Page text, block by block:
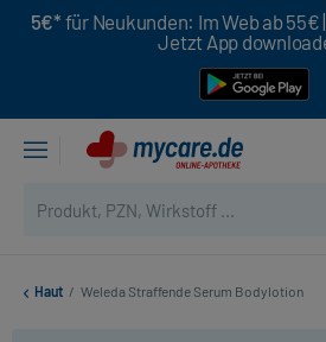
5€* für Neukunden: Im Web ab 55€
Jetzt App
Haut / Weleda Straffende Serum Bodylotion